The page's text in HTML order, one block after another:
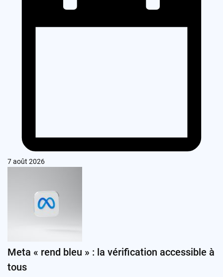
7 août 2026
Meta « rend bleu » : la vérification accessible à
tous